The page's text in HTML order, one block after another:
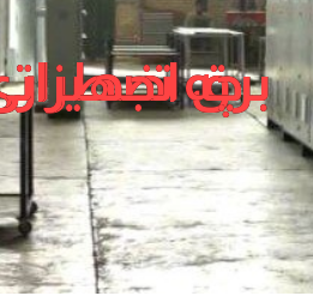
برق اضطراری شامل